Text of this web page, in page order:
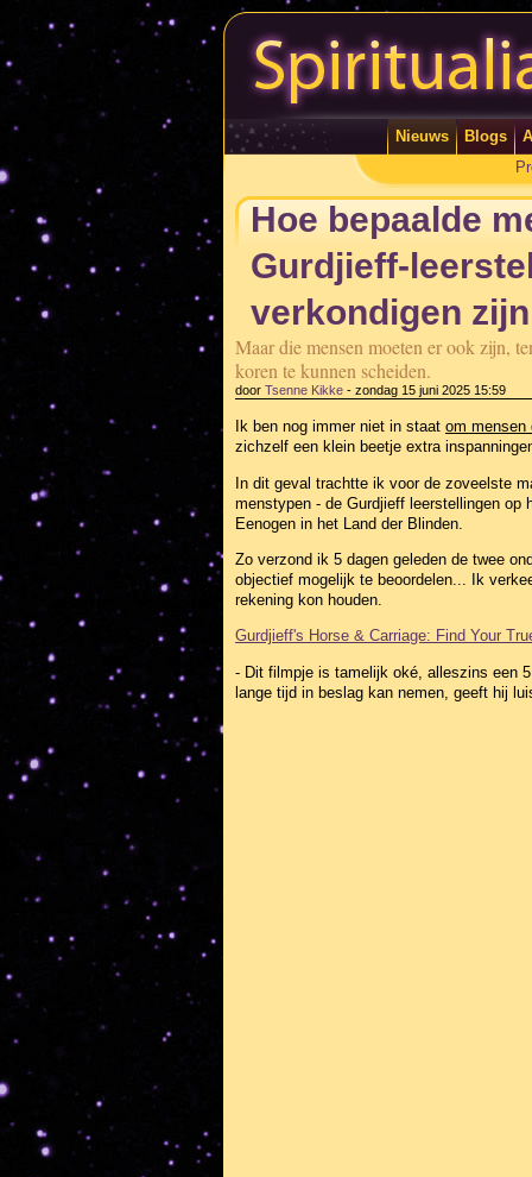
Nieuws Blogs
Hoe bepaalde
Gurdjieff-
verkondigen zijn
Maar die mensen moeten er ook zijn,
koren te kunnen scheiden.
door Tsenne Kikke - zondag 15 juni 2025 15:59
Ik ben nog immer niet in staat om mensen
zichzelf een klein beetje extra
In dit geval trachtte ik voor de zoveelste
menstypen - de Gurdjieff leerstellingen op
Eenogen in het Land der Blinden.
Zo verzond ik 5 dagen geleden de twee
objectief mogelijk te beoordelen... Ik
rekening kon houden.
Gurdjieff's Horse & Carriage: Find Your
- Dit filmpje is tamelijk oké, alleszins een
lange tijd in beslag kan nemen, geeft hij